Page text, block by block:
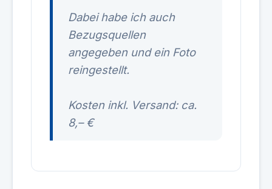
Dabei habe ich auch
Bezugsquellen
angegeben und ein Foto
reingestellt.
Kosten inkl. Versand: ca.
8,– €